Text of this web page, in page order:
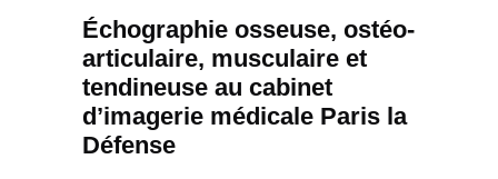
Échographie osseuse, ostéo-
articulaire, musculaire et
tendineuse au cabinet
d’imagerie médicale Paris la
Défense